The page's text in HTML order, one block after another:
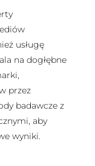
usługę
na dogłębne
przez
badawcze z
aby
wyniki.